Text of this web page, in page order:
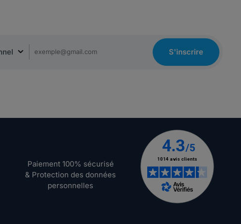
S'inscrire
Paiement 100% sécurisé
& Protection des données
personnelles